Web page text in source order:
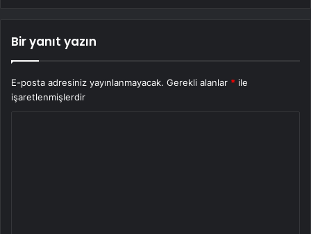
Bir yanıt yazın
E-posta adresiniz yayınlanmayacak. Gerekli alanlar * ile
işaretlenmişlerdir